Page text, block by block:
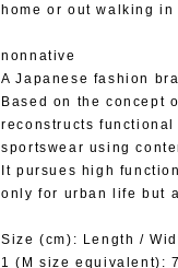
home or out walking in
nonnative
A Japanese fashion
Based on the concept
reconstructs
sportswear using
It pursues high
only for urban life but
Size (cm): Length /
1 (M size equivalent):